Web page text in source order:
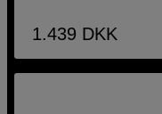
1.439 DKK